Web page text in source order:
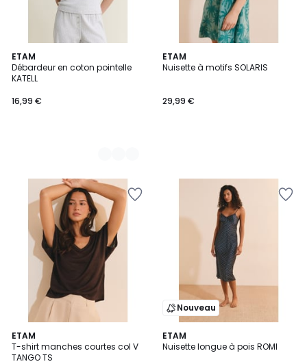
ETAM
Débardeur en coton pointelle
KATELL
16,99 €
4
Couleurs
ETAM
Nuisette à motifs SOLARIS
29,99 €
ETAM
T-shirt manches courtes col V
TANGO TS
3
Couleurs
Nouveau
ETAM
Nuisette longue à pois ROMI